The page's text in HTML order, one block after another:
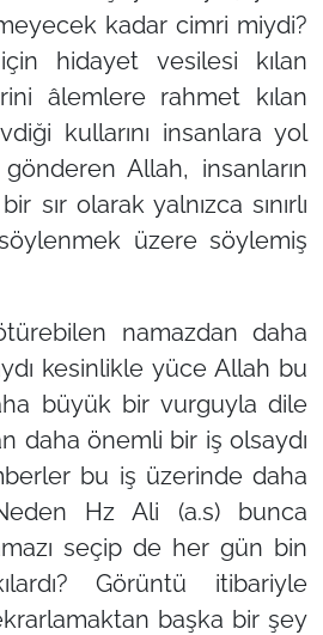
kadar cimri miydi?
için hidayet vesilesi kılan
âlemlere rahmet kılan
kullarını insanlara yol
Allah, insanların
sır olarak yalnızca sınırlı
üzere söylemiş
namazdan daha
kesinlikle yüce Allah bu
büyük bir vurguyla dile
daha önemli bir iş olsaydı
bu iş üzerinde daha
Hz Ali (a.s) bunca
seçip de her gün bin
Görüntü itibariyle
başka bir şey